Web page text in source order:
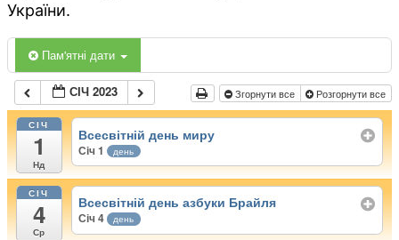
України.
Пам'ятні дати
СІЧ 2023 Згорнути все Розгорнути все
СІЧ
1
Нд
Всесвітній день миру
Січ 1 день
СІЧ
4
Ср
Всесвітній день азбуки Брайля
Січ 4 день